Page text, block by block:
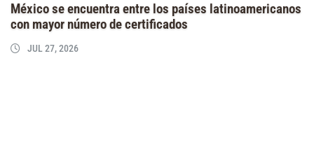
México se encuentra entre los países latinoamericanos
con mayor número de certificados
JUL 27, 2026